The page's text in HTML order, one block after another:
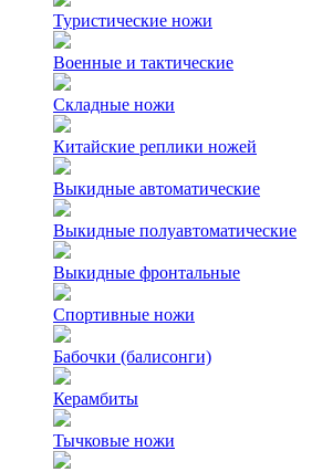
Туристические ножи
Военные и тактические
Складные ножи
Китайские реплики ножей
Выкидные автоматические
Выкидные полуавтоматические
Выкидные фронтальные
Спортивные ножи
Бабочки (балисонги)
Керамбиты
Тычковые ножи